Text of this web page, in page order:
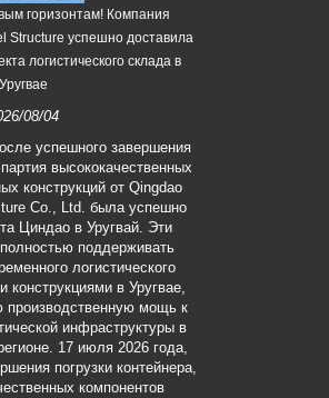
горизонтам! Компания
Structure успешно доставила
логистического склада в
Уругвае
08/04
успешного завершения
высококачественных
конструкций от Qingdao
Co., Ltd. была успешно
Циндао в Уругвай. Эти
поддерживать
логистического
в Уругвае,
производственную мощь к
инфраструктуры в
17 июля 2026 года,
погрузки контейнера,
компонентов